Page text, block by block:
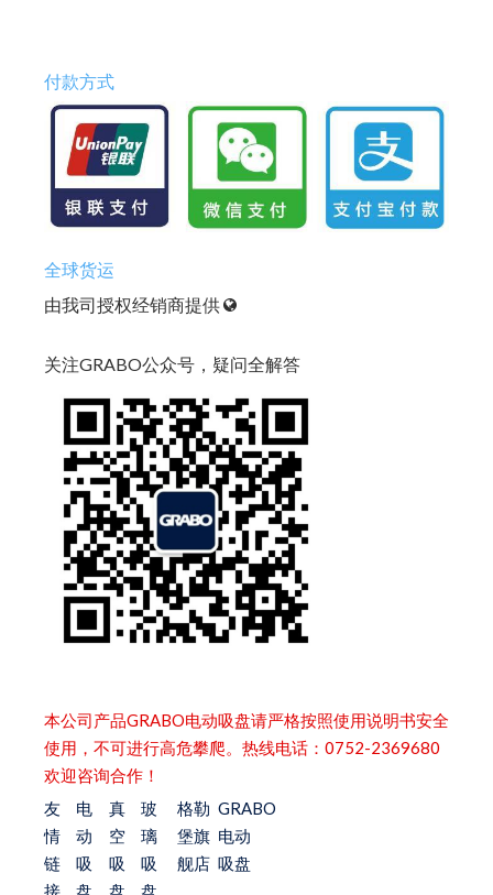
付款方式
全球货运
由我司授权经销商提供
关注GRABO公众号，疑问全解答
本公司产品GRABO电动吸盘请严格按照使用说明书安全
使用，不可进行高危攀爬。热线电话：0752-2369680
欢迎咨询合作！
友
情
链
接
电
动
吸
盘
真
空
吸
盘
玻
璃
吸
盘
格勒
堡旗
舰店
GRABO
电动
吸盘